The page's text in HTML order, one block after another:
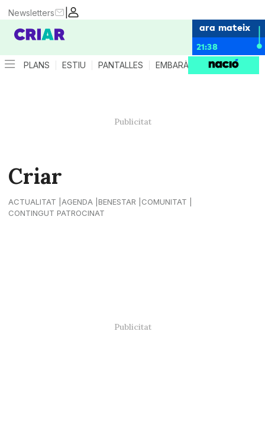
|
Newsletters
ara mateix
21:38
PLANS ESTIU PANTALLES EMBARÀS CRIANÇA
Criar
ACTUALITAT AGENDA BENESTAR
COMUNITAT
CONTINGUT PATROCINAT